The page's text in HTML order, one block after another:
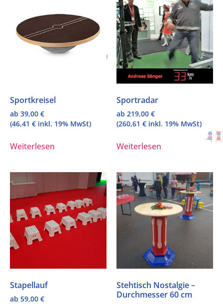
Sportkreisel
ab 39,00 €
(46,41 € inkl. 19% MwSt)
Weiterlesen
Sportradar
ab 219,00 €
(260,61 € inkl. 19% MwSt)
Weiterlesen
Stapellauf
ab 59,00 €
Stehtisch Nostalgie –
Durchmesser 60 cm